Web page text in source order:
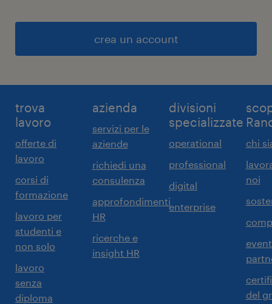
crea un account
trova
lavoro
offerte di
lavoro
corsi di
formazione
lavoro per
studenti e
non solo
lavoro
senza
diploma
azienda
servizi per le
aziende
richiedi una
consulenza
approfondimenti
HR
ricerche e
insight HR
divisioni
specializzate
operational
professional
digital
enterprise
chi
noi
del